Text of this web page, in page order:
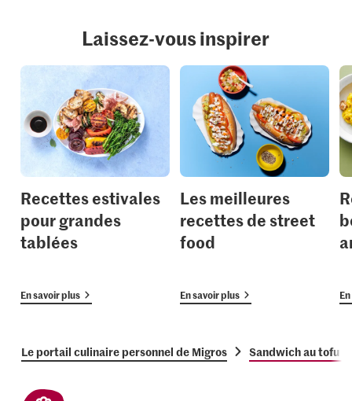
Laissez-vous inspirer
Recettes estivales
pour grandes
tablées
En savoir plus
Les meilleures
recettes de street
food
En savoir plus
Le portail culinaire personnel de Migros Sandwich au tofu